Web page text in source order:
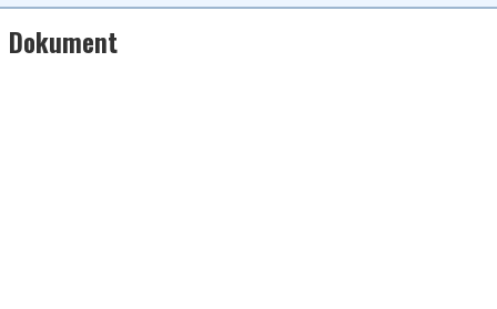
HEM
Dokument